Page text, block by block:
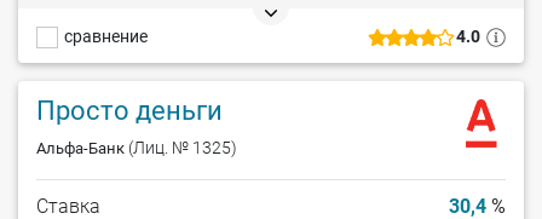
4.0
сравнение
Просто деньги
Альфа-Банк (Лиц. № 1325)
Ставка 30,4 %